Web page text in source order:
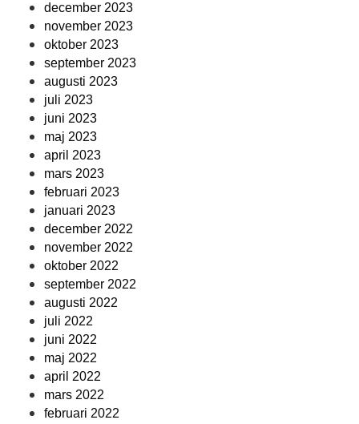
december 2023
november 2023
oktober 2023
september 2023
augusti 2023
juli 2023
juni 2023
maj 2023
april 2023
mars 2023
februari 2023
januari 2023
december 2022
november 2022
oktober 2022
september 2022
augusti 2022
juli 2022
juni 2022
maj 2022
april 2022
mars 2022
februari 2022